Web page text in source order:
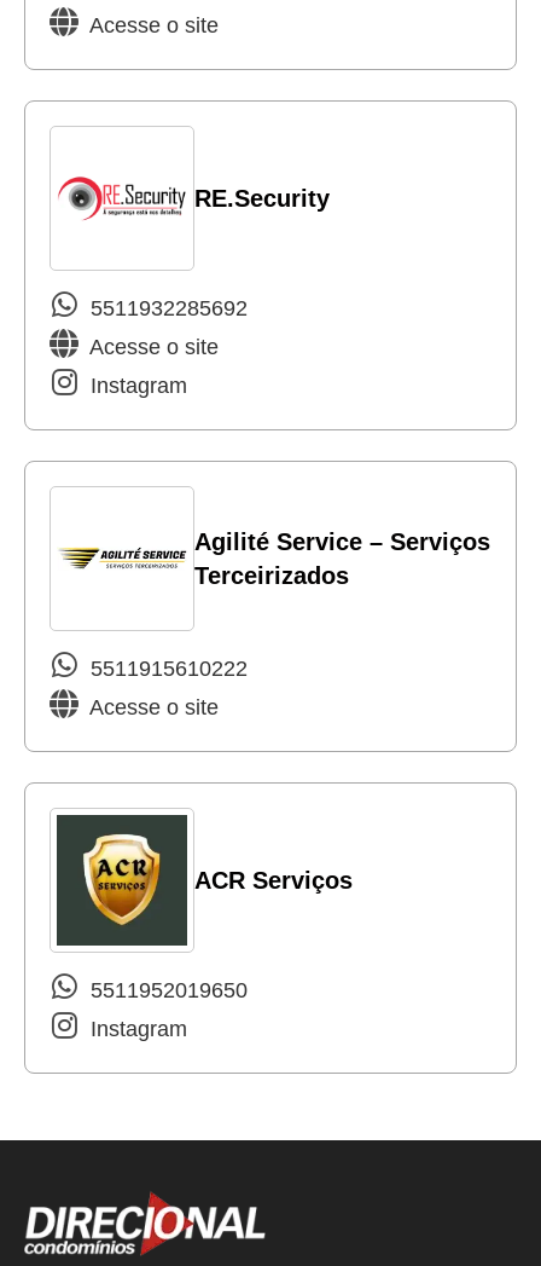
Acesse o site
RE.Security
5511932285692
Acesse o site
Instagram
Agilité Service – Serviços
Terceirizados
5511915610222
Acesse o site
ACR Serviços
5511952019650
Instagram